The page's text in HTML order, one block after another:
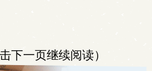
下一页继续阅读）